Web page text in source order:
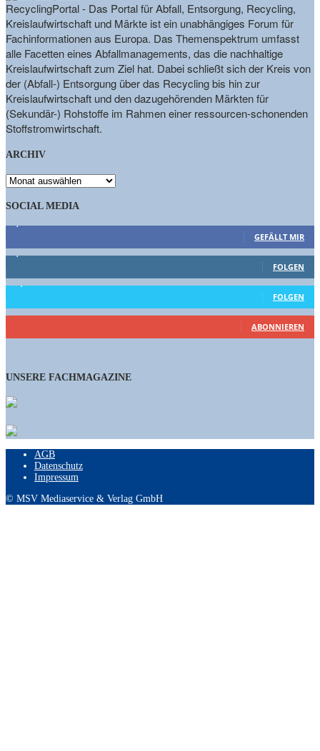
RecyclingPortal - Das Portal für Abfall, Entsorgung, Recycling,
Kreislaufwirtschaft und Märkte ist ein unabhängiges Forum für
Fachinformationen aus Europa. Das Themenspektrum umfasst
alle Facetten eines Abfallmanagements, das die nachhaltige
Kreislaufwirtschaft zum Ziel hat. Dabei schließt sich der Kreis von
der (Abfall-) Entsorgung über das Recycling bis hin zur
Kreislaufwirtschaft und den dazugehörenden Märkten für
(Sekundär-) Rohstoffe im Rahmen einer ressourcen-schonenden
Stoffstromwirtschaft.
ARCHIV
ARCHIV
SOCIAL MEDIA
GEFÄLLT MIR
1,662 Follower
FOLGEN
15,658 Follower
FOLGEN
461 Abonnenten
ABONNIEREN
UNSERE FACHMAGAZINE
AGB
Datenschutz
Impressum
© MSV Mediaservice & Verlag GmbH